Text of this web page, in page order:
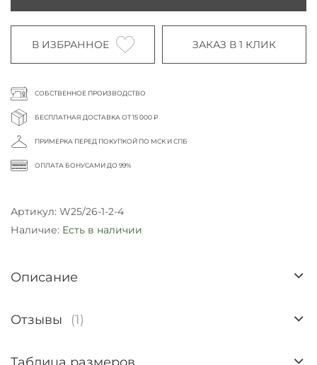
В ИЗБРАННОЕ ЗАКАЗ В 1 КЛИК
СОБСТВЕННОЕ ПРОИЗВОДСТВО
БЕСПЛАТНАЯ ДОСТАВКА ОТ 15 000 ₽
ПРИМЕРКА ПЕРЕД ПОКУПКОЙ ПО МСК И СПБ
ОПЛАТА БОНУСАМИ ДО 99%
Артикул: W25/26-1-2-4
Наличие: Есть в наличии
Описание
Отзывы (1)
Таблица размеров